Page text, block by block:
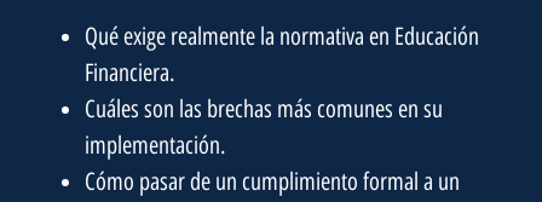
Qué exige realmente la normativa en Educación
Financiera.
Cuáles son las brechas más comunes en su
implementación.
Cómo pasar de un cumplimiento formal a un